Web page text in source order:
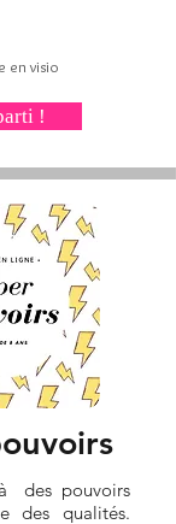
en visio
!
des pouvoirs
des qualités.